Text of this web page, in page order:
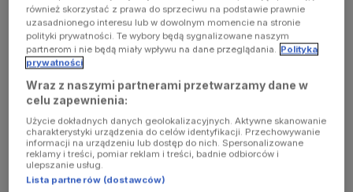
również skorzystać z prawa do sprzeciwu na podstawie prawnie
uzasadnionego interesu lub w dowolnym momencie na stronie
polityki prywatności. Te wybory będą sygnalizowane naszym
partnerom i nie będą miały wpływu na dane przeglądania. Polityka
prywatności
Wraz z naszymi partnerami przetwarzamy dane w
celu zapewnienia:
Użycie dokładnych danych geolokalizacyjnych. Aktywne skanowanie
charakterystyki urządzenia do celów identyfikacji. Przechowywanie
informacji na urządzeniu lub dostęp do nich. Spersonalizowane
reklamy i treści, pomiar reklam i treści, badnie odbiorców i
ulepszanie usług.
Lista partnerów (dostawców)